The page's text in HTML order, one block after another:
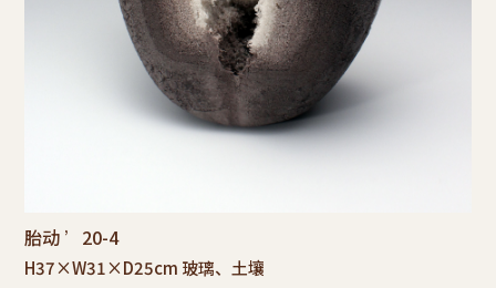
胎动 ’20-4
H37×W31×D25cm 玻璃、土壤